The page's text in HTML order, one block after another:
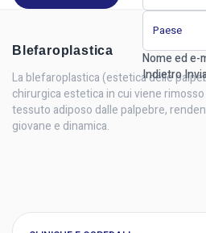
Nome ed e-
Indietro
Blefaroplastica
La blefaroplastica (estetica delle
chirurgica estetica in cui viene rimosso
tessuto adiposo dalle palpebre,
giovane e dinamica.